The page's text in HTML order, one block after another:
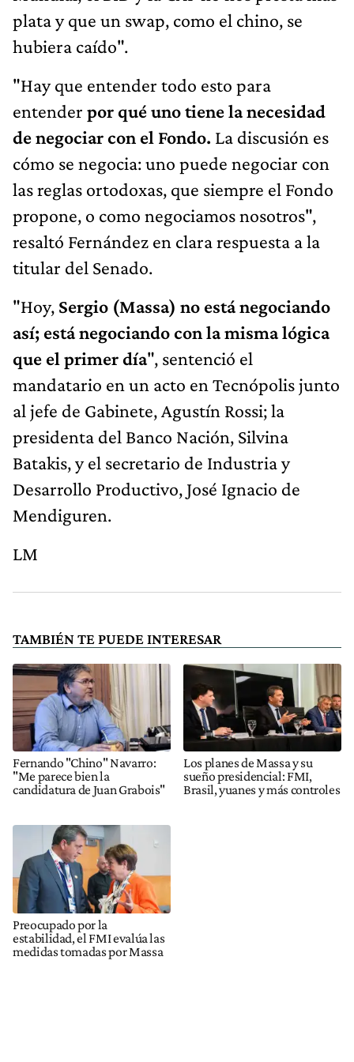
plata y que un swap, como el chino, se
hubiera caído".
"Hay que entender todo esto para
entender por qué uno tiene la necesidad
de negociar con el Fondo. La discusión es
cómo se negocia: uno puede negociar con
las reglas ortodoxas, que siempre el Fondo
propone, o como negociamos nosotros",
resaltó Fernández en clara respuesta a la
titular del Senado.
"Hoy, Sergio (Massa) no está negociando
así; está negociando con la misma lógica
que el primer día", sentenció el
mandatario en un acto en Tecnópolis junto
al jefe de Gabinete, Agustín Rossi; la
presidenta del Banco Nación, Silvina
Batakis, y el secretario de Industria y
Desarrollo Productivo, José Ignacio de
Mendiguren.
LM
TAMBIÉN TE PUEDE INTERESAR
Fernando "Chino" Navarro:
"Me parece bien la
candidatura de Juan Grabois"
Los planes de Massa y su
sueño presidencial: FMI,
Brasil, yuanes y más controles
Preocupado por la
estabilidad, el FMI evalúa las
medidas tomadas por Massa